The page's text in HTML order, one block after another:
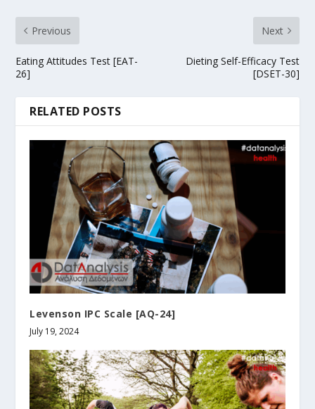
Previous
Eating Attitudes Test [EAT-
26]
Next
Dieting Self-Efficacy Test
[DSET-30]
RELATED POSTS
Levenson IPC Scale [AQ-24]
July 19, 2024